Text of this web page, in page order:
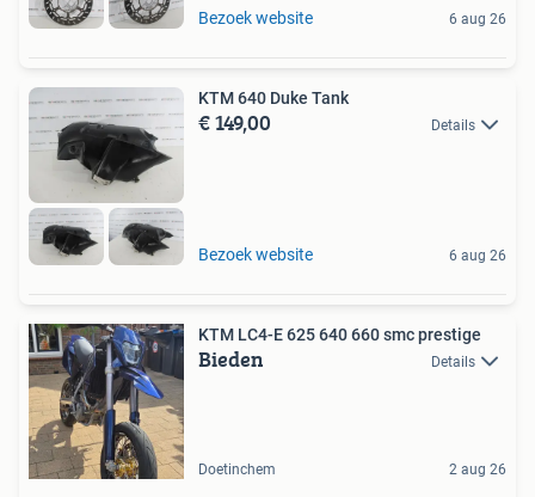
Bezoek website 6 aug 26
KTM 640 Duke Tank
€ 149,00 Details
Bezoek website 6 aug 26
KTM LC4-E 625 640 660 smc prestige
Bieden Details
Doetinchem 2 aug 26